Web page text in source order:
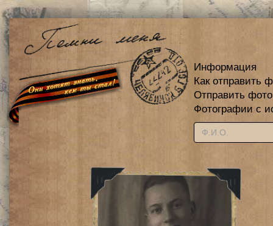
Информация
Как отправить
Отправить
Фотографии с